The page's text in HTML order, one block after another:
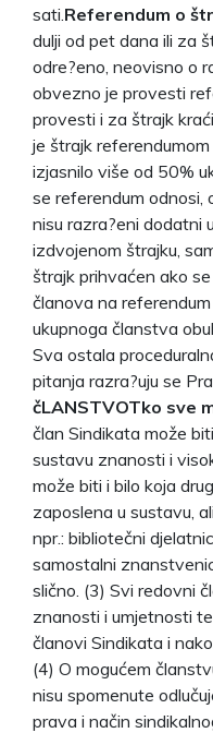
sati. Referendum o
dulji od pet dana ili za
odre?eno, neovisno o
obvezno je provesti
provesti i za štrajk
je štrajk
izjasnilo više od 50%
se referendum odnosi,
nisu razra?eni dodatni
izdvojenom štrajku,
štrajk prihvaćen ako
članova na
ukupnoga članstva
Sva ostala
pitanja razra?uju se
čLANSTVOTko sve
član Sindikata može
sustavu znanosti i
može biti i bilo koja
zaposlena u sustavu,
npr.: bibliotečni
samostalni
slično. (3) Svi redovni
znanosti i umjetnosti
članovi Sindikata i
(4) O mogućem
nisu spomenute
prava i način